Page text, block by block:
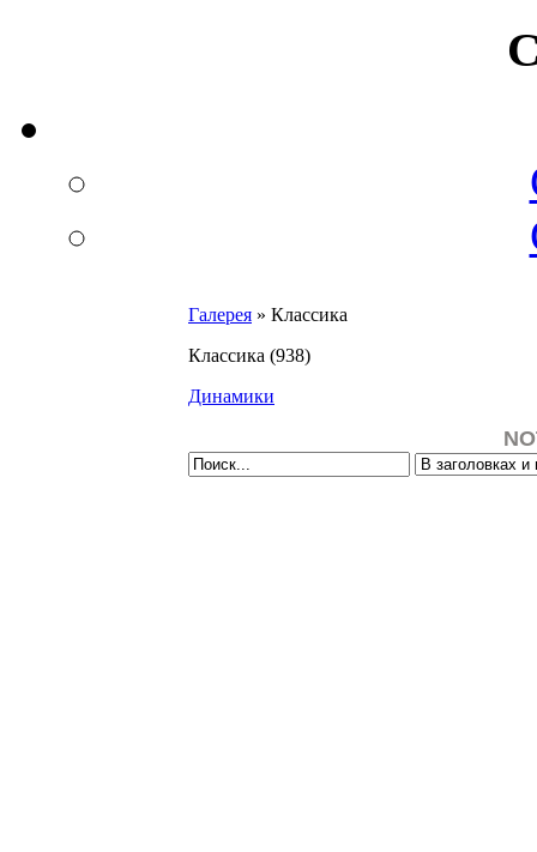
Галерея » Классика
Классика (938)
Динамики